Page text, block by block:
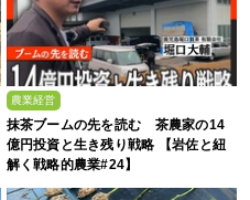
農業経営
抹茶ブームの先を読む 茶農家の14
億円投資と生き残り戦略 【岩佐と紐
解く戦略的農業#24】